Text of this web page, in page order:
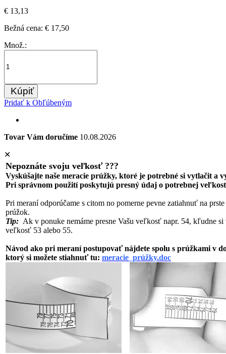
€ 13,13
Bežná cena: € 17,50
Množ.:
Kúpiť
Pridať k Obľúbeným
Tovar Vám doručíme 10.08.2026
✕
Nepoznáte svoju veľkosť ???
Vyskúšajte naše meracie prúžky, ktoré je potrebné si vytlačit a
Pri správnom použití poskytujú presný údaj o potrebnej
Pri meraní odporúčame s citom no pomerne pevne zatiahnuť na
prúžok.
Tip: Ak v ponuke nemáme presne Vašu veľkosť napr. 54, kľudne si
veľkosť 53 alebo 55.
Návod ako pri meraní postupovať nájdete spolu s prúžkami v
ktorý si možete stiahnuť tu: meracie_prúžky.doc